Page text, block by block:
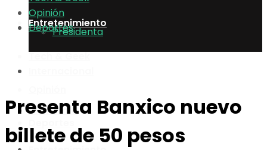
Entretenimiento
Tech & Geek
Presidenta
Economía
Opinión
Deportes
Presenta Banxico nuevo
billete de 50 pesos